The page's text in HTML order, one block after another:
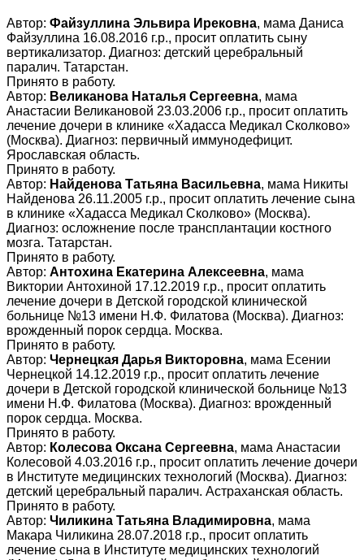
Автор: Файзуллина Эльвира Ирековна, мама Даниса
Файзуллина 16.08.2016 г.р., просит оплатить сыну
вертикализатор. Диагноз: детский церебральный
паралич. Татарстан.
Принято в работу.
Автор: Великанова Наталья Сергеевна, мама
Анастасии Великановой 23.03.2006 г.р., просит оплатить
лечение дочери в клинике «Хадасса Медикал Сколково»
(Москва). Диагноз: первичный иммунодефицит.
Ярославская область.
Принято в работу.
Автор: Найденова Татьяна Васильевна, мама Никиты
Найденова 26.11.2005 г.р., просит оплатить лечение сына
в клинике «Хадасса Медикал Сколково» (Москва).
Диагноз: осложнение после трансплантации костного
мозга. Татарстан.
Принято в работу.
Автор: Антохина Екатерина Алексеевна, мама
Виктории Антохиной 17.12.2019 г.р., просит оплатить
лечение дочери в Детской городской клинической
больнице №13 имени Н.Ф. Филатова (Москва). Диагноз:
врожденный порок сердца. Москва.
Принято в работу.
Автор: Чернецкая Дарья Викторовна, мама Есении
Чернецкой 14.12.2019 г.р., просит оплатить лечение
дочери в Детской городской клинической больнице №13
имени Н.Ф. Филатова (Москва). Диагноз: врожденный
порок сердца. Москва.
Принято в работу.
Автор: Колесова Оксана Сергеевна, мама Анастасии
Колесовой 4.03.2016 г.р., просит оплатить лечение дочери
в Институте медицинских технологий (Москва). Диагноз:
детский церебральный паралич. Астраханская область.
Принято в работу.
Автор: Чиликина Татьяна Владимировна, мама
Макара Чиликина 28.07.2018 г.р., просит оплатить
лечение сына в Институте медицинских технологий